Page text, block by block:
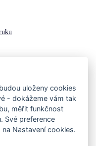
články
uloženy cookies
- dokážeme vám tak
měřit funkčnost
Své preference
Nastavení cookies.